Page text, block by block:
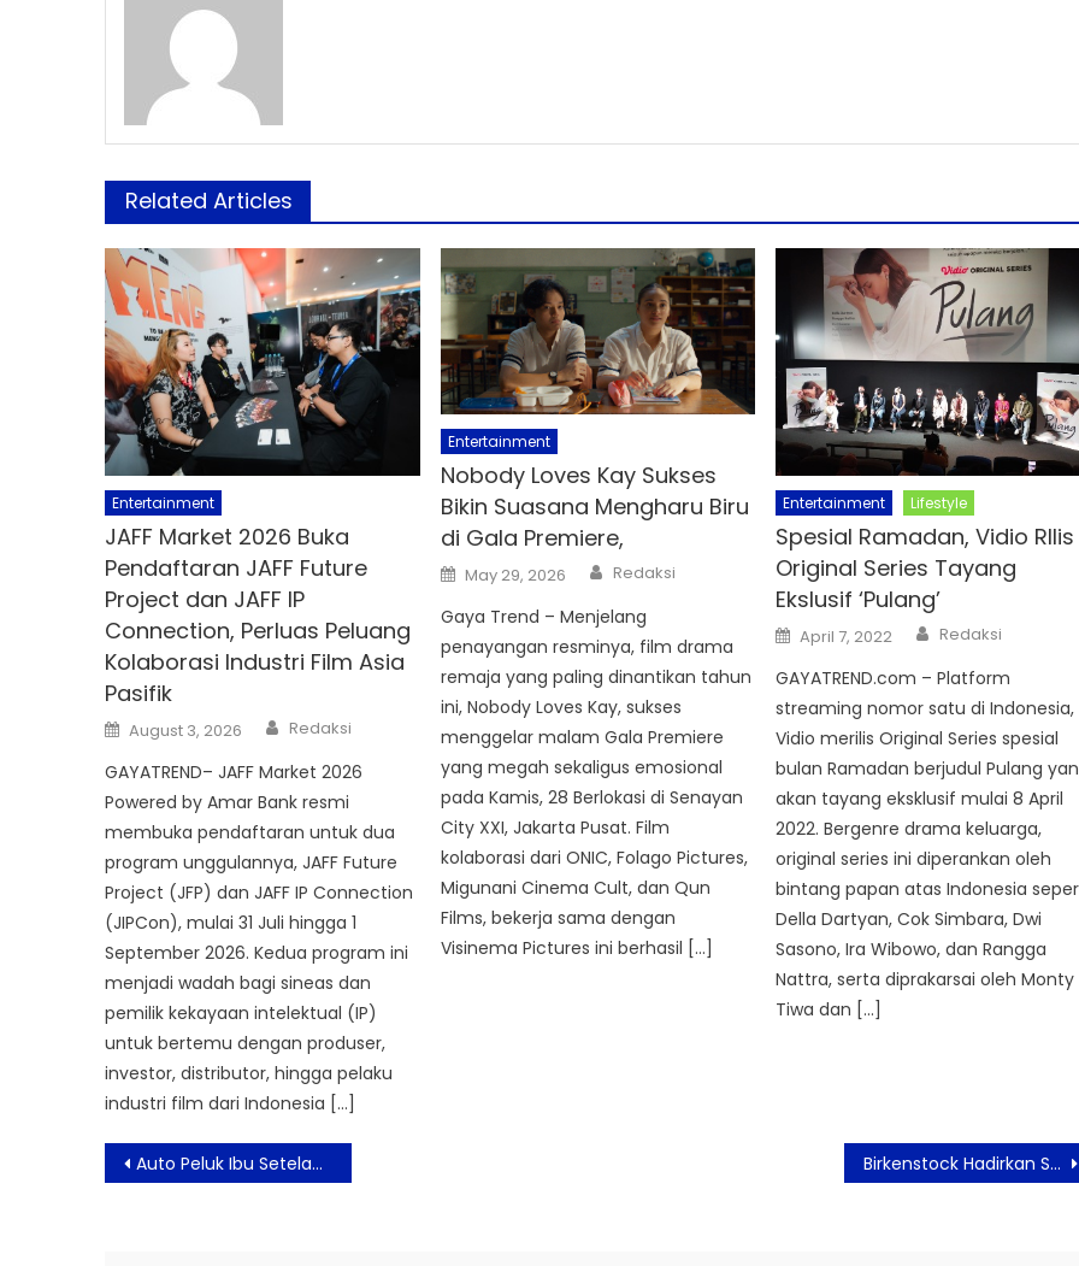
Related Articles
Entertainment
JAFF Market 2026 Buka
Pendaftaran JAFF Future
Project dan JAFF IP
Connection, Perluas Peluang
Kolaborasi Industri Film Asia
Pasifik
Posted
on
August 3, 2026 Author
Redaksi
GAYATREND– JAFF Market 2026
Powered by Amar Bank resmi
membuka pendaftaran untuk dua
program unggulannya, JAFF Future
Project (JFP) dan JAFF IP Connection
(JIPCon), mulai 31 Juli hingga 1
September 2026. Kedua program ini
menjadi wadah bagi sineas dan
pemilik kekayaan intelektual (IP)
untuk bertemu dengan produser,
investor, distributor, hingga pelaku
industri film dari Indonesia […]
Entertainment
Nobody Loves Kay Sukses
Bikin Suasana Mengharu Biru
di Gala Premiere,
Posted
on
May 29, 2026 Author
Redaksi
Gaya Trend – Menjelang
penayangan resminya, film drama
remaja yang paling dinantikan tahun
ini, Nobody Loves Kay, sukses
menggelar malam Gala Premiere
yang megah sekaligus emosional
pada Kamis, 28 Berlokasi di Senayan
City XXI, Jakarta Pusat. Film
kolaborasi dari ONIC, Folago Pictures,
Migunani Cinema Cult, dan Qun
Films, bekerja sama dengan
Visinema Pictures ini berhasil […]
Entertainment Lifestyle
Spesial Ramadan, Vidio RIlis
Original Series Tayang
Ekslusif ‘Pulang’
Posted
on
April 7, 2022 Author
Redaksi
GAYATREND.com – Platform
streaming nomor satu di Indonesia,
Vidio merilis Original Series spesial
bulan Ramadan berjudul Pulang
akan tayang eksklusif mulai 8 April
2022. Bergenre drama keluarga,
original series ini diperankan oleh
bintang papan atas Indonesia
Della Dartyan, Cok Simbara, Dwi
Sasono, Ira Wibowo, dan Rangga
Nattra, serta diprakarsai oleh Monty
Tiwa dan […]
Post
navigation
Auto Peluk Ibu Setelah Nonton, Film Ini Sukses Bikin Gala Premiere Penuh Haru Birkenstock Hadirkan Sentuhan Feminin Lewat Koleksi Spring Pack